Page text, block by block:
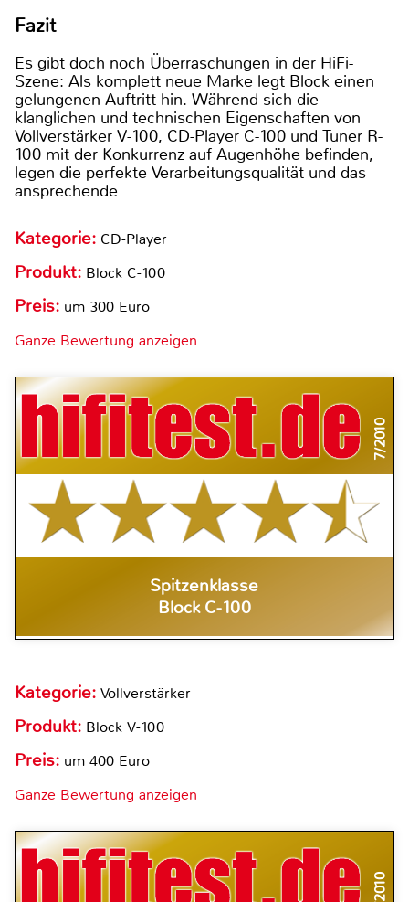
Fazit
Es gibt doch noch Überraschungen in der HiFi-
Szene: Als komplett neue Marke legt Block einen
gelungenen Auftritt hin. Während sich die
klanglichen und technischen Eigenschaften von
Vollverstärker V-100, CD-Player C-100 und Tuner R-
100 mit der Konkurrenz auf Augenhöhe befinden,
legen die perfekte Verarbeitungsqualität und das
ansprechende
Kategorie: CD-Player
Produkt: Block C-100
Preis: um 300 Euro
Ganze Bewertung anzeigen
7/2010
Spitzenklasse
Block C-100
Kategorie: Vollverstärker
Produkt: Block V-100
Preis: um 400 Euro
Ganze Bewertung anzeigen
7/2010